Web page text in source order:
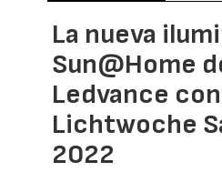
La nueva
Sun@Home
Ledvance
Lichtwoche
2022